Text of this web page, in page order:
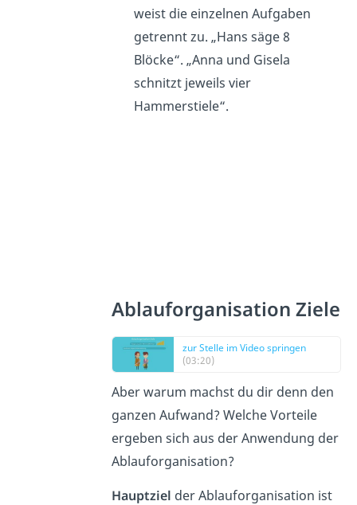
weist die einzelnen Aufgaben
getrennt zu. „Hans säge 8
Blöcke“. „Anna und Gisela
schnitzt jeweils vier
Hammerstiele“.
Ablauforganisation Ziele
zur Stelle im Video springen
(03:20)
Aber warum machst du dir denn den
ganzen Aufwand? Welche Vorteile
ergeben sich aus der Anwendung der
Ablauforganisation?
Hauptziel der Ablauforganisation ist